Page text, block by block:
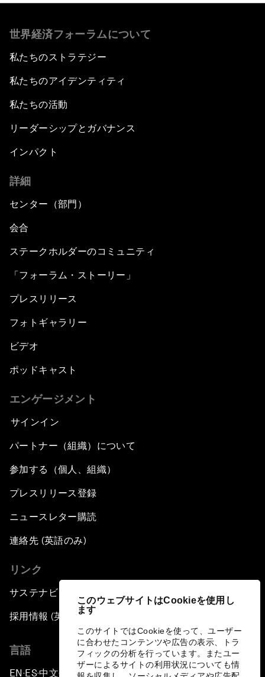
このウェブサイトはCookieを使用し
ます
このサイトではCookieを使って、ユーザー
に合わせたコンテンツや広告の表示、トラ
フィックの分析を行っています。またユー
ザーによるサイトの利用状況についても情
世界経済フォーラムについて
私たちのストラテジー
私たちのアイデンティティ
私たちの活動
リーダーシップとガバナンス
インパクト
詳細
センター（部門）
会合
ステークホルダーのコミュニティ
「フォーラム・ストーリー」
プレスリリース
フォトギャラリー
ビデオ
ポッドキャスト
エンゲージメント
サインイン
パートナー（組織）について
参加する（個人、組織）
プレスリリース登録
ニュースレター購読
連絡先 (英語のみ)
リンク
サステナビリティへの取り組み
採用情報 (英語のみ)
言語
EN ▪ES▪中文▪ 日本語